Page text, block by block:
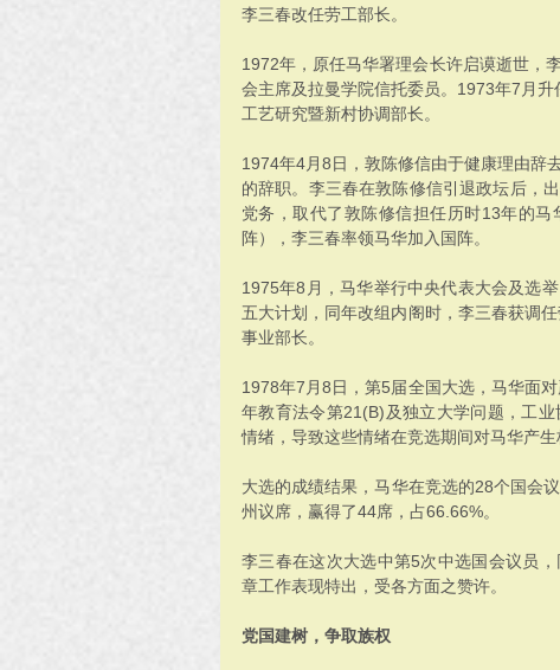
李三春改任劳工部长。
1972年，原任马华署理会长许启谟逝世，
会主席及拉曼学院信托委员。1973年7月
工艺研究暨新村协调部长。
1974年4月8日，敦陈修信由于健康理由辞
的辞职。李三春在敦陈修信引退政坛后，
党务，取代了敦陈修信担任历时13年的
阵），李三春率领马华加入国阵。
1975年8月，马华举行中央代表大会及选
五大计划，同年改组内阁时，李三春获调
事业部长。
1978年7月8日，第5届全国大选，马华面
年教育法令第21(B)及独立大学问题，工
情绪，导致这些情绪在竞选期间对马华产生
大选的成绩结果，马华在竞选的28个国会
州议席，赢得了44席，占66.66%。
李三春在这次大选中第5次中选国会议员
章工作表现特出，受各方面之赞许。
党国建树，争取族权